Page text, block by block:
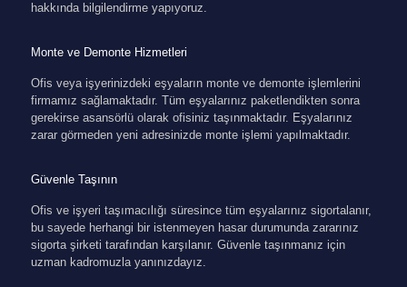
hakkında bilgilendirme yapıyoruz.
Monte ve Demonte Hizmetleri
Ofis veya işyerinizdeki eşyaların monte ve demonte işlemlerini
firmamız sağlamaktadır. Tüm eşyalarınız paketlendikten sonra
gerekirse asansörlü olarak ofisiniz taşınmaktadır. Eşyalarınız
zarar görmeden yeni adresinizde monte işlemi yapılmaktadır.
Güvenle Taşının
Ofis ve işyeri taşımacılığı süresince tüm eşyalarınız sigortalanır,
bu sayede herhangi bir istenmeyen hasar durumunda zararınız
sigorta şirketi tarafından karşılanır. Güvenle taşınmanız için
uzman kadromuzla yanınızdayız.